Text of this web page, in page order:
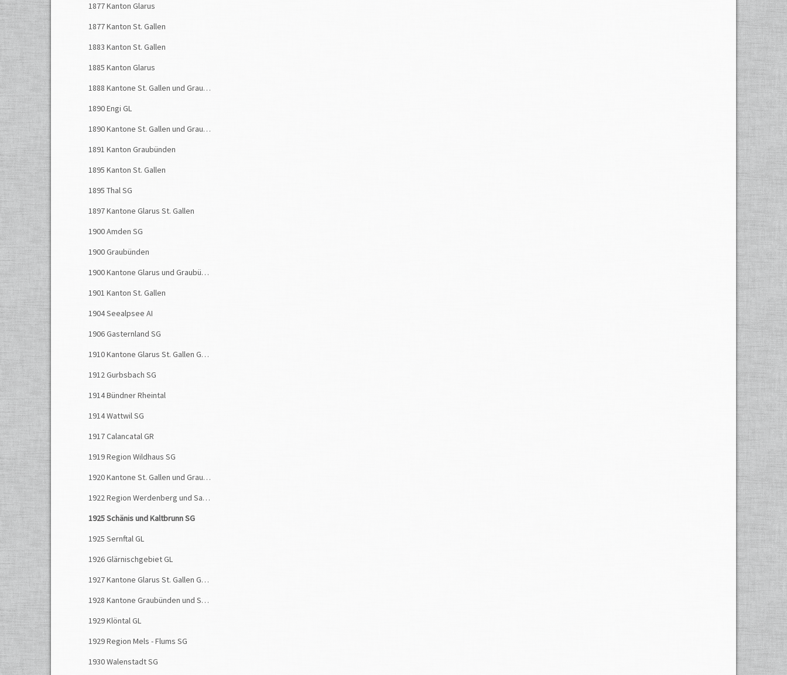
1877 Kanton Glarus
1877 Kanton St. Gallen
1883 Kanton St. Gallen
1885 Kanton Glarus
1888 Kantone St. Gallen und Graubünden
1890 Engi GL
1890 Kantone St. Gallen und Graubünden
1891 Kanton Graubünden
1895 Kanton St. Gallen
1895 Thal SG
1897 Kantone Glarus St. Gallen
1900 Amden SG
1900 Graubünden
1900 Kantone Glarus und Graubünden
1901 Kanton St. Gallen
1904 Seealpsee AI
1906 Gasternland SG
1910 Kantone Glarus St. Gallen Graubünden
1912 Gurbsbach SG
1914 Bündner Rheintal
1914 Wattwil SG
1917 Calancatal GR
1919 Region Wildhaus SG
1920 Kantone St. Gallen und Graubünden
1922 Region Werdenberg und Sargans SG
1925 Schänis und Kaltbrunn SG
1925 Sernftal GL
1926 Glärnischgebiet GL
1927 Kantone Glarus St. Gallen Graubünden
1928 Kantone Graubünden und St. Gallen
1929 Klöntal GL
1929 Region Mels - Flums SG
1930 Walenstadt SG